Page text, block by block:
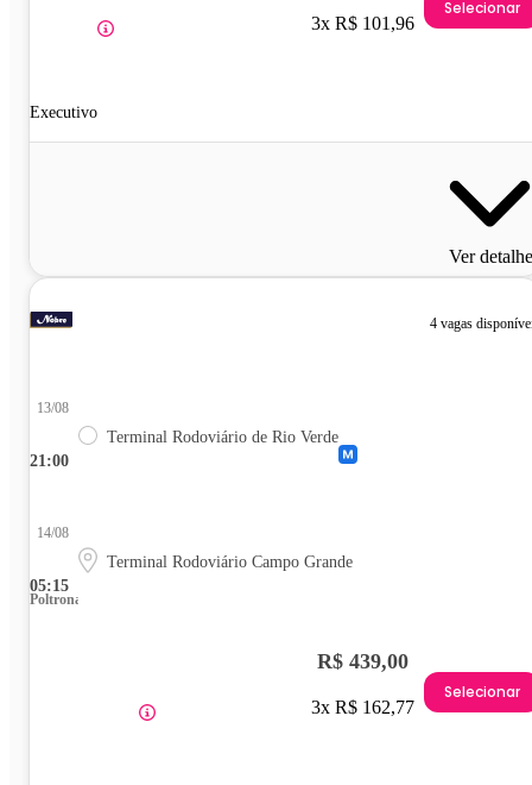
Executivo
3x R$ 101,96
Selecionar
Ver
4 vagas
21:00
13/08
Terminal Rodoviário de Rio Verde
05:15
14/08
Terminal Rodoviário Campo Grande
Poltrona
R$ 439,00
3x R$ 162,77
Selecionar